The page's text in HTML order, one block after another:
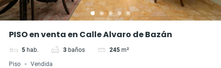
PISO en venta en Calle Alvaro de Bazán
5 hab. 3 baños 245 m²
Piso Vendida